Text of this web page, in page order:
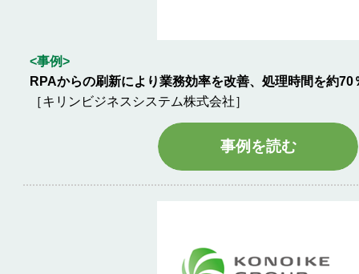
<事例>
RPAからの刷新により業務効率を改善、処理時間を約70
［キリンビジネスシステム株式会社］
事例を読む